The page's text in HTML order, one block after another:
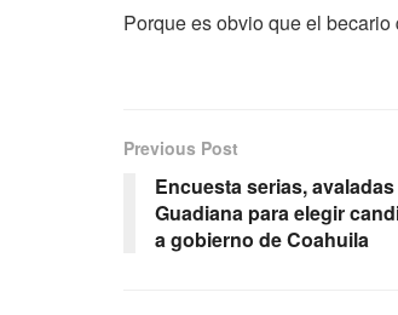
Porque es obvio que el
Previous Post
Encuesta serias,
Guadiana para elegir
a gobierno de Coahuila